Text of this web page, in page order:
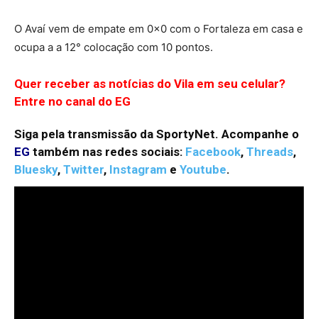
O Avaí vem de empate em 0x0 com o Fortaleza em casa e
ocupa a a 12° colocação com 10 pontos.
Quer receber as notícias do Vila em seu celular?
Entre no canal do EG
Siga pela transmissão da SportyNet. Acompanhe o
EG também nas redes sociais: Facebook, Threads,
Bluesky, Twitter, Instagram e Youtube.